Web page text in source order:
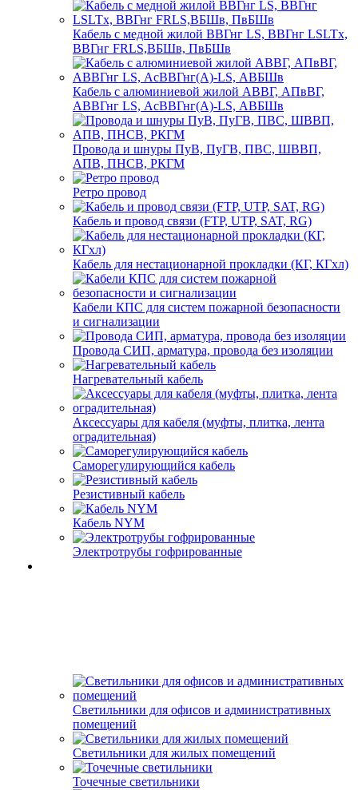
Кабель с медной жилой ВВГнг LS, ВВГнг LSLTx,
ВВГнг FRLS,ВБШв, ПвБШв
Кабель с алюминиевой жилой АВВГ, АПвВГ,
АВВГнг LS, АсВВГнг(А)-LS, АВБШв
Провода и шнуры ПуВ, ПуГВ, ПВС, ШВВП,
АПВ, ПНСВ, РКГМ
Ретро провод
Кабель и провод связи (FTP, UTP, SAT, RG)
Кабель для нестационарной прокладки (КГ, КГхл)
Кабели КПС для систем пожарной безопасности
и сигнализации
Провода СИП, арматура, провода без изоляции
Нагревательный кабель
Аксессуары для кабеля (муфты, плитка, лента
оградительная)
Саморегулирующийся кабель
Резистивный кабель
Кабель NYM
Электротрубы гофрированные
Светильники для офисов и административных
помещений
Светильники для жилых помещений
Точечные светильники